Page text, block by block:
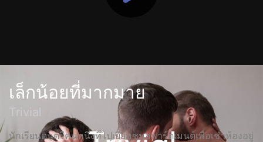
เล็กน้อยที่มากมาย
Trivial
นักเรียนดนตรีคนหนึ่งที่ไปเยี่ยมชมอพาร์ตเมนต์เพื่อเช่าห้องอยู่